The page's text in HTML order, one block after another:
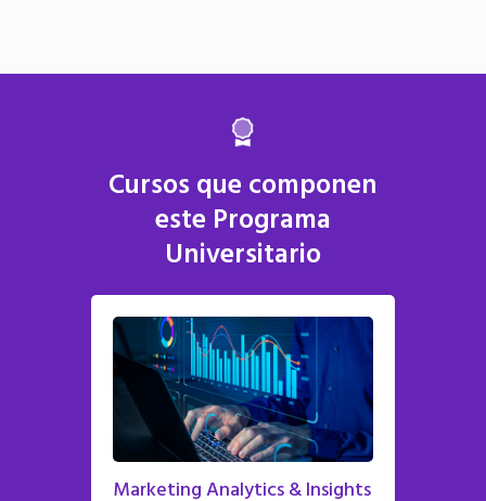
Cursos que componen
este Programa
Universitario
Marketing Analytics & Insights